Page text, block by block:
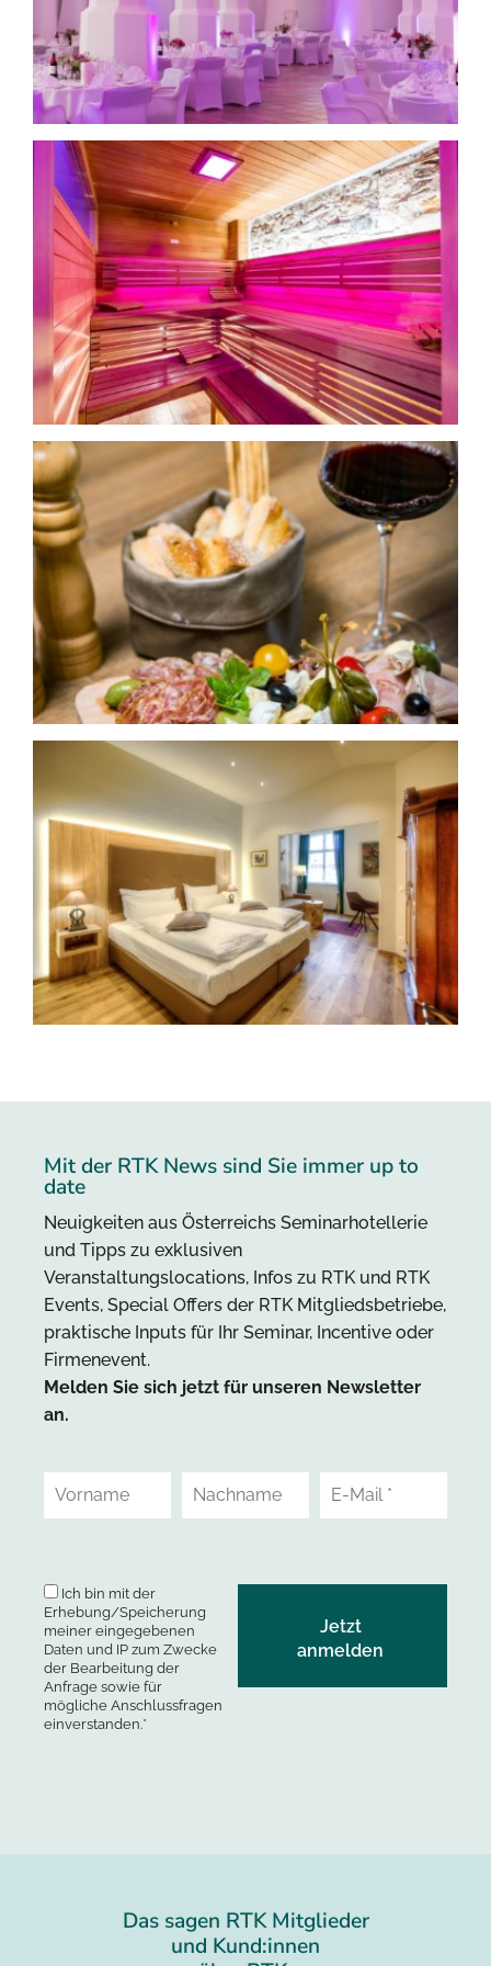
Mit der RTK News sind Sie immer up to
date
Neuigkeiten aus Österreichs Seminarhotellerie
und Tipps zu exklusiven
Veranstaltungslocations, Infos zu RTK und RTK
Events, Special Offers der RTK Mitgliedsbetriebe,
praktische Inputs für Ihr Seminar, Incentive oder
Firmenevent.
Melden Sie sich jetzt für unseren Newsletter
an.
Ich bin mit der
Erhebung/Speicherung
meiner eingegebenen
Daten und IP zum Zwecke
der Bearbeitung der
Anfrage sowie für
mögliche Anschlussfragen
einverstanden.*
Das sagen RTK Mitglieder
und Kund:innen